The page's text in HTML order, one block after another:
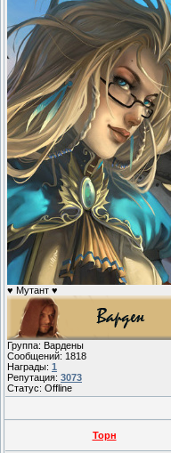
♥ Мутант ♥
Группа: Вардены
Сообщений: 1818
Награды: 1
Репутация: 3073
Статус: Offline
Торн